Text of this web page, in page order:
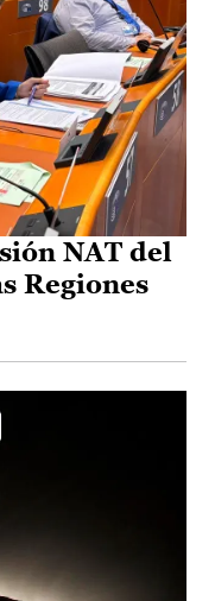
NAT del
Regiones